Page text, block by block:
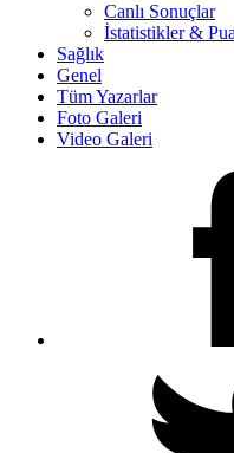
Canlı Sonuçlar
İstatistikler &
Sağlık
Genel
Tüm Yazarlar
Foto Galeri
Video Galeri